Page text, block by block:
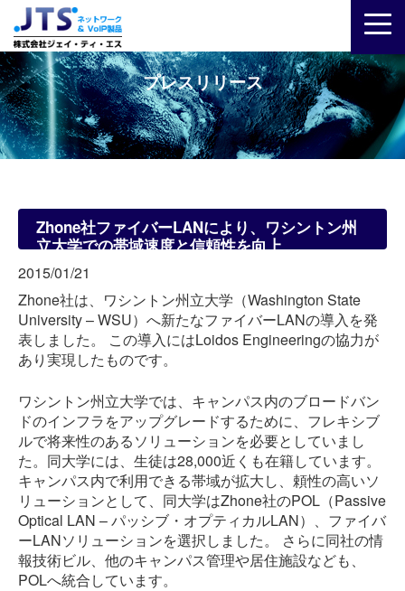
プレスリリース
Zhone社ファイバーLANにより、ワシントン州
立大学での帯域速度と信頼性を向上
2015/01/21
Zhone社は、ワシントン州立大学（Washington State
University – WSU）へ新たなファイバーLANの導入を発
表しました。 この導入にはLoidos Engineeringの協力が
あり実現したものです。
ワシントン州立大学では、キャンパス内のブロードバン
ドのインフラをアップグレードするために、フレキシブ
ルで将来性のあるソリューションを必要としていまし
た。同大学には、生徒は28,000近くも在籍しています。
キャンパス内で利用できる帯域が拡大し、頼性の高いソ
リューションとして、同大学はZhone社のPOL（Passive
Optical LAN – パッシブ・オプティカルLAN）、ファイバ
ーLANソリューションを選択しました。 さらに同社の情
報技術ビル、他のキャンパス管理や居住施設なども、
POLへ統合しています。